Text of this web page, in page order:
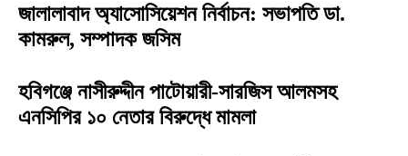
জালালাবাদ অ্যাসোসিয়েশন নির্বাচন: সভাপতি ডা.
কামরুল, সম্পাদক জসিম
হবিগঞ্জে নাসীরুদ্দীন পাটোয়ারী-সারজিস আলমসহ
এনসিপির ১০ নেতার বিরুদ্ধে মামলা